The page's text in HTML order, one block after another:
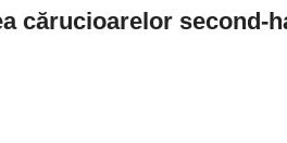
cărucioarelor second-